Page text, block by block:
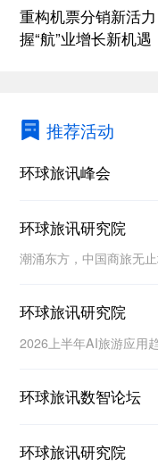
重构机票分销新活
握“航”业增长新机遇
推荐活动
环球旅讯峰会
环球旅讯研究院
潮涌东方，中国商旅无
环球旅讯研究院
2026上半年AI旅游应用
环球旅讯数智论坛
环球旅讯研究院